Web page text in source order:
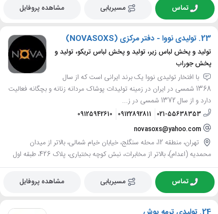
تماس مسیریابی مشاهده پروفایل
23. تولیدی نووا - دفتر مرکزی (NOVASOXS)
تولید و پخش لباس زیر، تولید و پخش لباس تریکو، تولید و
پخش جوراب
با افتخار تولیدی نووا یک برند ایرانی است که از سال
1368 شمسی در ایران در زمینه تولیدات پوشاک مردانه زنانه و بچگانه فعالیت
دارد و از سال 1372 شمسی در ز...
021-55638353
09122892811
09125942610
novasoxs@yahoo.com
تهران، منطقه 12، محله سنگلج، خیابان خیام شمالی، بالاتر از میدان
محمدیه (اعدام)، بالاتر از مخابرات، نبش کوچه بختیاری، پلاک 426، طبقه اول
تماس مسیریابی مشاهده پروفایل